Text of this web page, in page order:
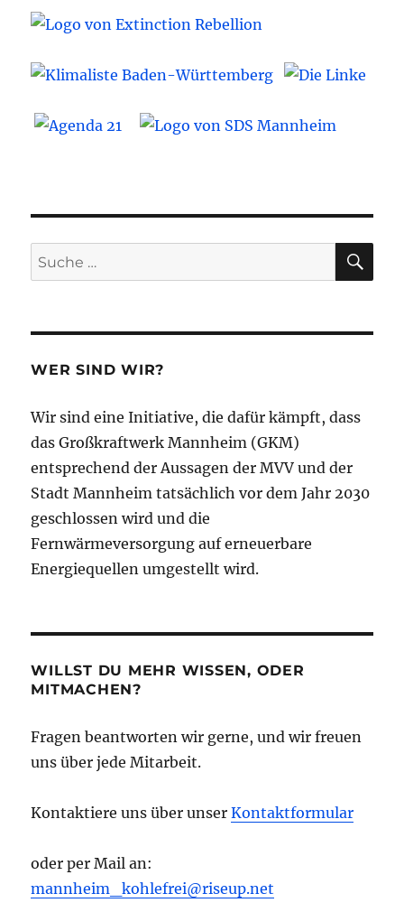
Suche
nach:
WER SIND WIR?
Wir sind eine Initiative, die dafür kämpft, dass
das Großkraftwerk Mannheim (GKM)
entsprechend der Aussagen der MVV und der
Stadt Mannheim tatsächlich vor dem Jahr 2030
geschlossen wird und die
Fernwärmeversorgung auf erneuerbare
Energiequellen umgestellt wird.
WILLST DU MEHR WISSEN, ODER
MITMACHEN?
Fragen beantworten wir gerne, und wir freuen
uns über jede Mitarbeit.
Kontaktiere uns über unserKontaktformular
oder per Mail an:
mannheim_kohlefrei@riseup.net